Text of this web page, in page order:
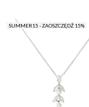
SUMMER15 - ZAOSZCZĘDŹ 15%